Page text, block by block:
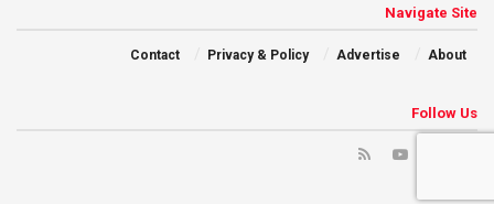
Navigate Site
About
Advertise
Privacy & Policy
Contact
Follow Us